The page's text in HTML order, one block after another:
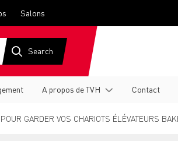
Salons
A propos de TVH Contact
GARDER VOS CHARIOTS ÉLÉVATEURS